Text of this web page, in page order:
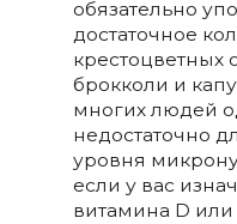
обязательно
достаточное
крестоцветных
брокколи и
многих людей
недостаточно
уровня
если у вас
витамина D или